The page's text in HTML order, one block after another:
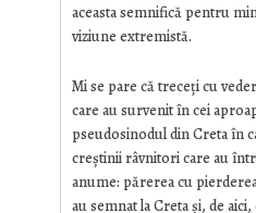
aceasta semnifică pentru
viziune extremistă.
Mi se pare că treceți cu
care au survenit în cei
pseudosinodul din Creta în
creștinii râvnitori care au
anume: părerea cu
au semnat la Creta și, de